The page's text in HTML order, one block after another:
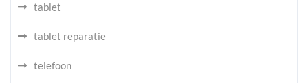
tablet
tablet reparatie
telefoon